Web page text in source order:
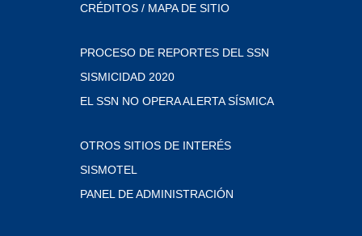
CRÉDITOS / MAPA DE SITIO
PROCESO DE REPORTES DEL SSN
SISMICIDAD 2020
EL SSN NO OPERA ALERTA SÍSMICA
OTROS SITIOS DE INTERÉS
SISMOTEL
PANEL DE ADMINISTRACIÓN